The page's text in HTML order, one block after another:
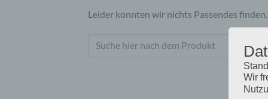
Leider konnten wir nichts Passendes
Wir